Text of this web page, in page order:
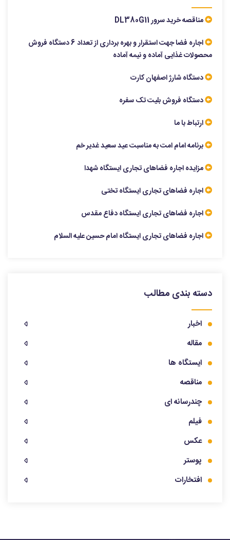
مناقصه خرید سرور DL380G11
اجاره فضا جهت استقرار و بهره برداری از تعداد 6 دستگاه فروش
محصولات غذایی آماده و نیمه آماده
دستگاه شارژ اصفهان کارت
دستگاه فروش بلیت تک سفره
ارتباط با ما
برنامه امام امت به مناسبت عید سعید غدیر خم
مزایده اجاره فضاهای تجاری ایستگاه شهدا
اجاره فضاهای تجاری ایستگاه تختی
اجاره فضاهای تجاری ایستگاه دفاع مقدس
اجاره فضاهای تجاری ایستگاه امام حسین علیه السلام
دسته بندی مطالب
اخبار
مقاله
ایستگاه ها
مناقصه
چندرسانه ای
فیلم
عکس
پوستر
افتخارات